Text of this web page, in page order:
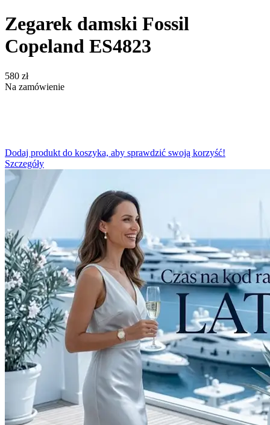
Zegarek damski Fossil
Copeland ES4823
‍580‍ zł
Na zamówienie
Dodaj produkt do koszyka, aby sprawdzić swoją korzyść!
Szczegóły